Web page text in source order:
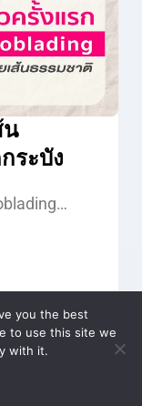
น
ระบัง
you the best
to use this site we
with it.